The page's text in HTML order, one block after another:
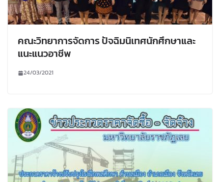
คณะวิทยาการจัดการ ปัจฉิมนิเทศนักศึกษาและ
แนะแนวอาชีพ
24/03/2021